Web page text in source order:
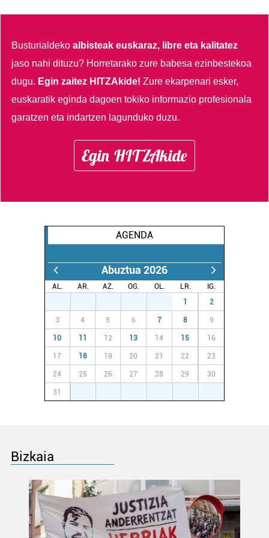
Busturialdekoalbisteak euskaraz, libre eta kalitatez
jaso nahi dituzu? Horretarako zure babesa ezinbestekoa
dugu. Egin zaitez HITZAkide!Zure ekarpenari esker,
euskaratik eginda dagoen tokiko informazio profesionala
garatzen eta indartzen lagunduko duzu.
Egin HITZAkide
AGENDA
Abuztua 2026
AL. AR. AZ. OG. OL. LR.
IG.
1 2
3 4 5 6 7 8 9
10 11 12 13 14 15 16
17 18 19 20 21 22 23
24 25 26 27 28 29 30
31
Bizkaia